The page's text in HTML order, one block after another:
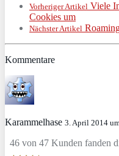
Vorheriger Artikel Viele
Cookies um
Nächster Artikel
Kommentare
Karammelhase 3. April 2014
46 von 47 Kunden fanden